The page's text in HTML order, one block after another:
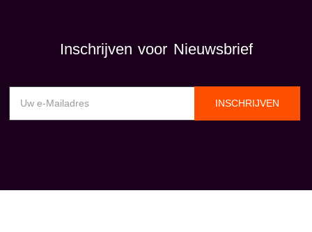
Inschrijven voor Nieuwsbrief
INSCHRIJVEN